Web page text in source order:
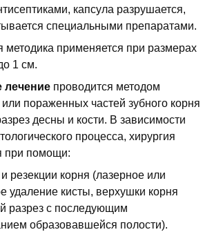
капсула разрушается,
специальными препаратами.
методика применяется при размерах
1 см.
лечение проводится методом
пораженных частей зубного корня
десны и кости. В зависимости
процесса, хирургия
при помощи:
резекции корня (лазерное или
удаление кисты, верхушки корня
разрез с последующим
образовавшейся полости).